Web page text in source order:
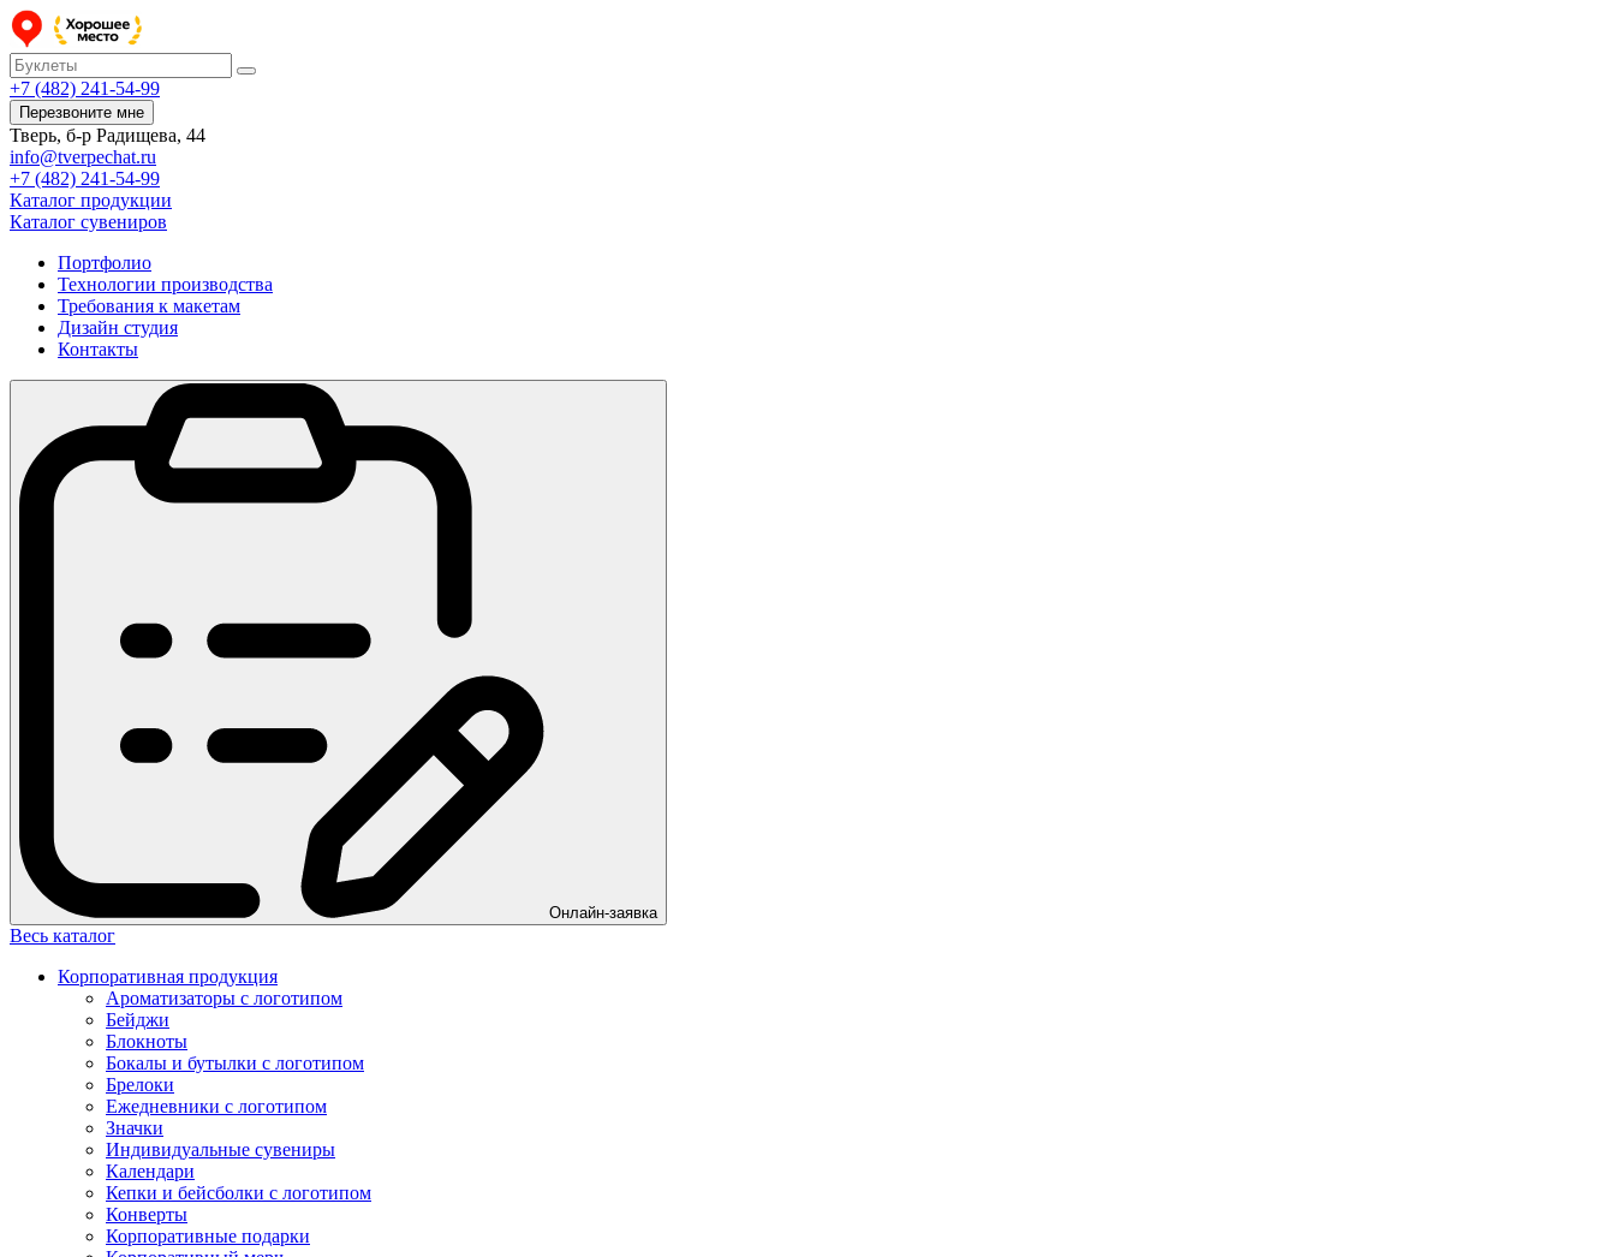
+7 (482) 241-54-99
Перезвоните мне
Тверь, б-р Радищева, 44
info@tverpechat.ru
+7 (482) 241-54-99
Каталог продукции
Каталог сувениров
Портфолио
Технологии производства
Требования к макетам
Дизайн студия
Контакты
Онлайн-заявка
Весь каталог
Корпоративная продукция
Ароматизаторы с логотипом
Бейджи
Блокноты
Бокалы и бутылки с логотипом
Брелоки
Ежедневники с логотипом
Значки
Индивидуальные сувениры
Календари
Кепки и бейсболки с логотипом
Конверты
Корпоративные подарки